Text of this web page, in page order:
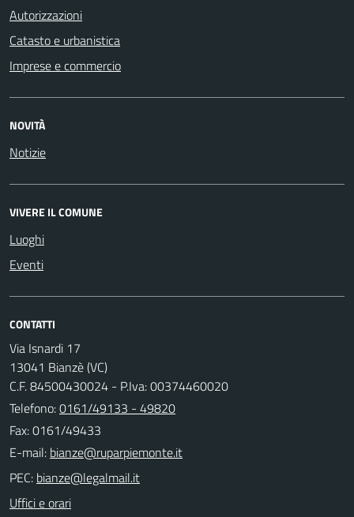
Autorizzazioni
Catasto e urbanistica
Imprese e commercio
NOVITÀ
Notizie
VIVERE IL COMUNE
Luoghi
Eventi
CONTATTI
Via Isnardi 17
13041 Bianzè (VC)
C.F. 84500430024 - P.Iva: 00374460020
Telefono:0161/49133 - 49820
Fax: 0161/49433
E-mail:
PEC:
Uffici e orari